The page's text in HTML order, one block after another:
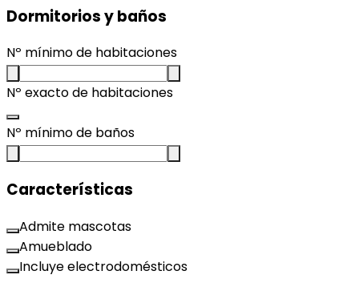
Dormitorios y baños
Nº mínimo de habitaciones
Nº exacto de habitaciones
Nº mínimo de baños
Características
Admite mascotas
Amueblado
Incluye electrodomésticos